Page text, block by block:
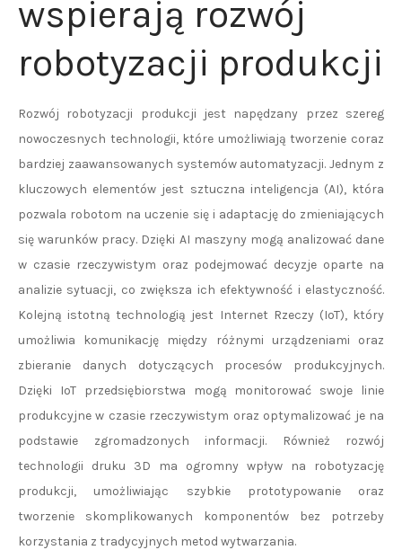
wspierają rozwój
robotyzacji produkcji
Rozwój robotyzacji produkcji jest napędzany przez szereg
nowoczesnych technologii, które umożliwiają tworzenie coraz
bardziej zaawansowanych systemów automatyzacji. Jednym z
kluczowych elementów jest sztuczna inteligencja (AI), która
pozwala robotom na uczenie się i adaptację do zmieniających
się warunków pracy. Dzięki AI maszyny mogą analizować dane
w czasie rzeczywistym oraz podejmować decyzje oparte na
analizie sytuacji, co zwiększa ich efektywność i elastyczność.
Kolejną istotną technologią jest Internet Rzeczy (IoT), który
umożliwia komunikację między różnymi urządzeniami oraz
zbieranie danych dotyczących procesów produkcyjnych.
Dzięki IoT przedsiębiorstwa mogą monitorować swoje linie
produkcyjne w czasie rzeczywistym oraz optymalizować je na
podstawie zgromadzonych informacji. Również rozwój
technologii druku 3D ma ogromny wpływ na robotyzację
produkcji, umożliwiając szybkie prototypowanie oraz
tworzenie skomplikowanych komponentów bez potrzeby
korzystania z tradycyjnych metod wytwarzania.